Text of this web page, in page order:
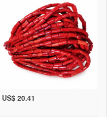
US$ 20.41